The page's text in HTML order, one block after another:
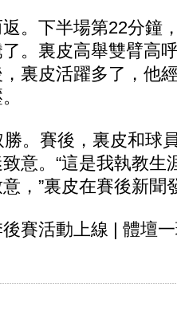
下半場第22分鐘
。裏皮高舉雙臂高
裏皮活躍多了，他
賽後，裏皮和球
意。“這是我執教生
，”裏皮在賽後新聞
活動上線 | 體壇一